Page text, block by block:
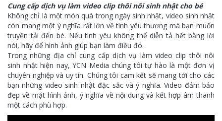
Cung cấp dịch vụ làm video clip thôi nôi sinh nhật cho bé
Không chỉ là một món quà trong ngày sinh nhật, video sinh nhật
còn mang một ý nghĩa rất lớn về tình yêu thương mà bạn muốn
truyền tải đến bé. Nếu tình yêu không thể diễn tả hết bằng lời
nói, hãy để hình ảnh giúp bạn làm điều đó.
Trong những địa chỉ cung cấp dịch vụ làm video clip thôi nôi
sinh nhật hiện nay, YCN Media chúng tôi tự hào là một đơn vị
chuyên nghiệp và uy tín. Chúng tôi cam kết sẽ mang tới cho các
bạn những video sinh nhật đặc sắc và ý nghĩa. Video đảm bảo
đẹp về mặt hình ảnh, ý nghĩa về nội dung và kết hợp âm thanh
một cách phù hợp.